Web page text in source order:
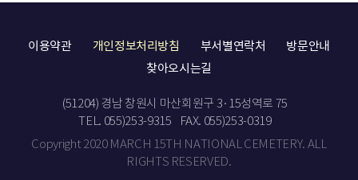
이용약관 개인정보처리방침 부서별연락처
방문안내
찾아오시는길
(51204) 경남 창원시 마산회원구 3·15성역로 75
TEL. 055)253-9315
FAX. 055)253-0319
Copyright 2020 MARCH 15TH NATIONAL CEMETERY. ALL
RIGHTS RESERVED.